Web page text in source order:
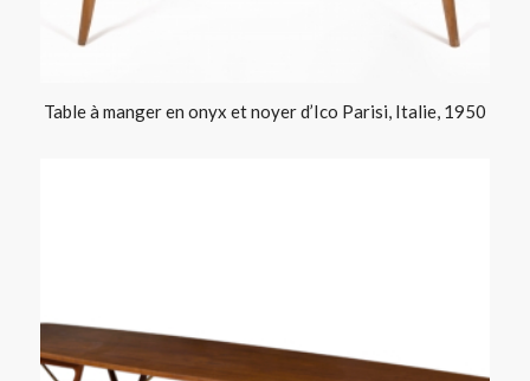
Table à manger en onyx et noyer d’Ico Parisi, Italie, 1950